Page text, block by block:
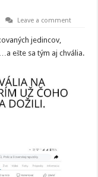
Leave a comment
jedincov,
ešte sa tým aj chvália.